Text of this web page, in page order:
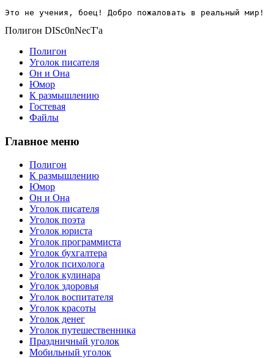
Это не учения, боец! Добро пожаловать в реальный мир!
Полигон DISc0nNecT'a
Полигон
Уголок писателя
Он и Она
Юмор
К размышлению
Гостевая
Файлы
Главное меню
Полигон
К размышлению
Юмор
Он и Она
Уголок писателя
Уголок поэта
Уголок юриста
Уголок программиста
Уголок бухгалтера
Уголок психолога
Уголок кулинара
Уголок здоровья
Уголок воспитателя
Уголок красоты
Уголок денег
Уголок путешественника
Праздничный уголок
Мобильный уголок